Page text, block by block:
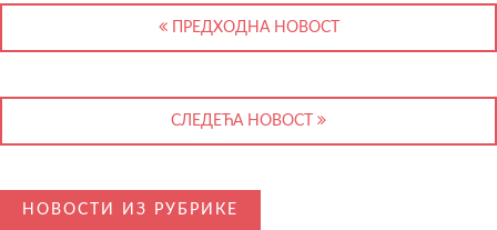
ПРЕДХОДНА НОВОСТ
СЛЕДЕЋА НОВОСТ
НОВОСТИ ИЗ РУБРИКЕ